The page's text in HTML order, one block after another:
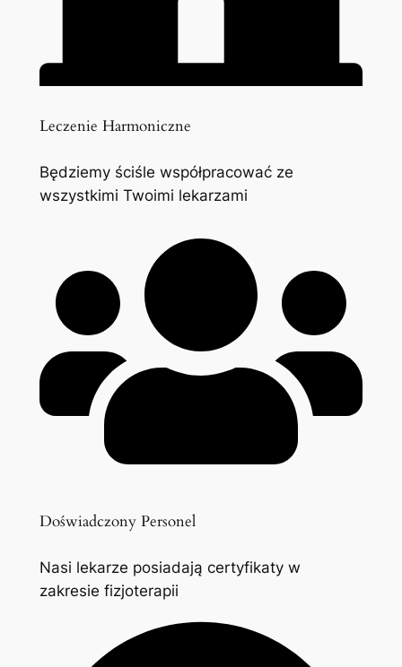
Leczenie Harmoniczne
Będziemy ściśle współpracować ze
wszystkimi Twoimi lekarzami
Doświadczony Personel
Nasi lekarze posiadają certyfikaty w
zakresie fizjoterapii